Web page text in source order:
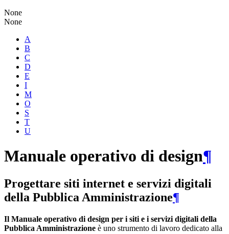
None
None
A
B
C
D
E
I
M
O
S
T
U
Manuale operativo di design¶
Progettare siti internet e servizi digitali
della Pubblica Amministrazione¶
Il Manuale operativo di design per i siti e i servizi digitali della
Pubblica Amministrazione è uno strumento di lavoro dedicato alla